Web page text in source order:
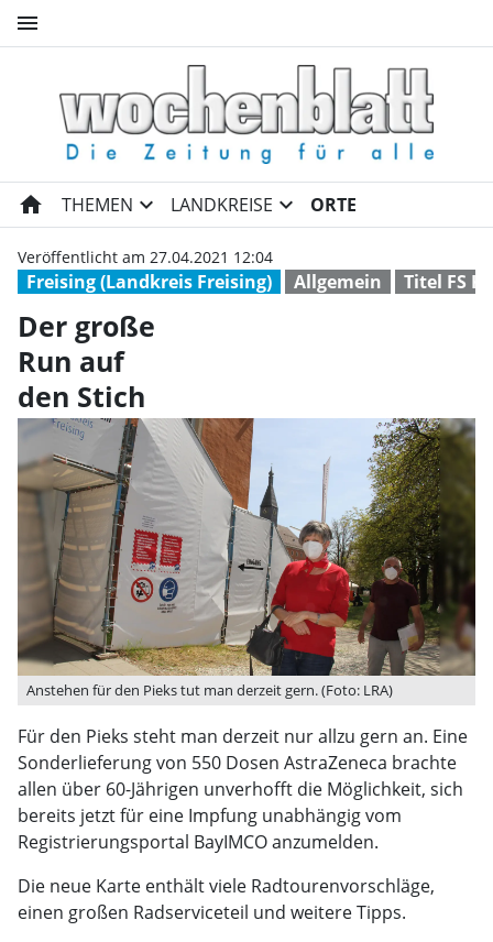
menu
Der große Run auf den Stich |
home THEMEN expand_more LANDKREISE expand_more ORTE
Freising (Landkreis Freising) Allgemein Titel FS
Veröffentlicht am 27.04.2021 12:04
Der große
Run auf
den Stich
Anstehen für den Pieks tut man derzeit gern. (Foto: LRA)
Für den Pieks steht man derzeit nur allzu gern an. Eine
Sonderlieferung von 550 Dosen AstraZeneca brachte
allen über 60-Jährigen unverhofft die Möglichkeit, sich
bereits jetzt für eine Impfung unabhängig vom
Registrierungsportal BayIMCO anzumelden.
Die neue Karte enthält viele Radtourenvorschläge,
einen großen Radserviceteil und weitere Tipps.